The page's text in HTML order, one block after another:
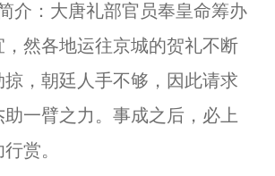
：大唐礼部官员奉皇命筹办
然各地运往京城的贺礼不断
，朝廷人手不够，因此请求
一臂之力。事成之后，必上
赏。